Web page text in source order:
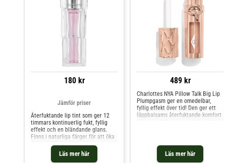
180 kr
Läs mer här
Jämför priser
Återfuktande lip tint som ger 12
timmars kontinuerlig fukt, fyllig
effekt och en bländande glans.
Finns i naturliga färger för att öka
din naturliga
skönhet.Användning:Applicera
direkt på läpparna med hjälp av
489 kr
Läs mer här
Charlottes NYA Pillow Talk Big Lip
Plumpgasm ger en omedelbar,
fyllig effekt över tid! Den ger ett
läppbalsams återfuktande komfort
Medium/Djup: Brown berry pink